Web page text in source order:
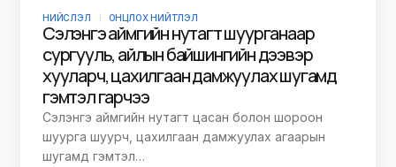
НИЙСЛЭЛ ОНЦЛОХ НИЙТЛЭЛ
Сэлэнгэ аймгийн нутагт шуурганаар
сургууль, айлын байшингийн дээвэр
хууларч, цахилгаан дамжуулах шугамд
гэмтэл гарчээ
Сэлэнгэ аймгийн нутагт цасан болон шороон
шуурга шуурч, цахилгаан дамжуулах агаарын
шугамд гэмтэл…